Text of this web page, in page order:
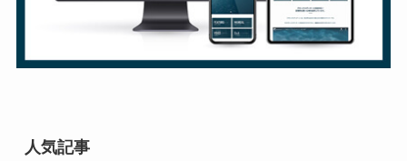
人気記事